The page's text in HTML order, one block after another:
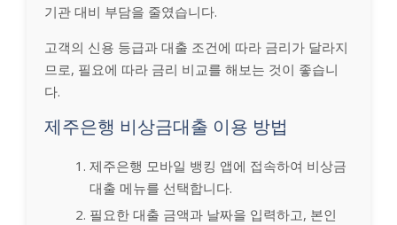
기관 대비 부담을 줄였습니다.
고객의 신용 등급과 대출 조건에 따라 금리가 달라지
므로, 필요에 따라 금리 비교를 해보는 것이 좋습니
다.
제주은행 비상금대출 이용 방법
제주은행 모바일 뱅킹 앱에 접속하여 비상금
대출 메뉴를 선택합니다.
필요한 대출 금액과 날짜을 입력하고, 본인